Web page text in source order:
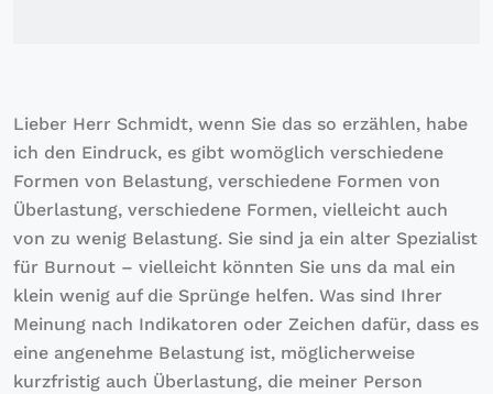
Lieber Herr Schmidt, wenn Sie das so erzählen, habe
ich den Eindruck, es gibt womöglich verschiedene
Formen von Belastung, verschiedene Formen von
Überlastung, verschiedene Formen, vielleicht auch
von zu wenig Belastung. Sie sind ja ein alter Spezialist
für Burnout – vielleicht könnten Sie uns da mal ein
klein wenig auf die Sprünge helfen. Was sind Ihrer
Meinung nach Indikatoren oder Zeichen dafür, dass es
eine angenehme Belastung ist, möglicherweise
kurzfristig auch Überlastung, die meiner Person